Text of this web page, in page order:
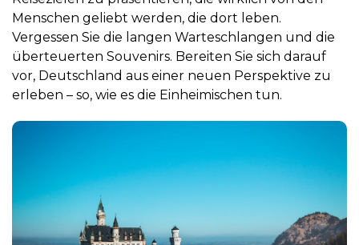
Menschen geliebt werden, die dort leben.
Vergessen Sie die langen Warteschlangen und die
überteuerten Souvenirs. Bereiten Sie sich darauf
vor, Deutschland aus einer neuen Perspektive zu
erleben – so, wie es die Einheimischen tun.